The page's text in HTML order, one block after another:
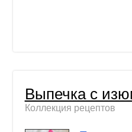
Выпечка с
Коллекция рецептов